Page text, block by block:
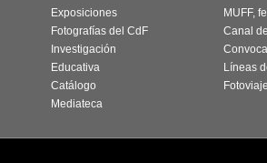
Exposiciones
Fotografías del CdF
Investigación
Educativa
Catálogo
Mediateca
MUFF,
Canal
Líneas